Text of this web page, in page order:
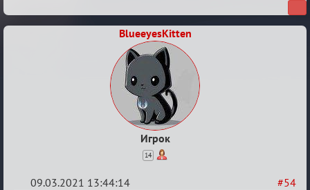
BlueeyesKitten
Игрок
14
#54
09.03.2021 13:44:14